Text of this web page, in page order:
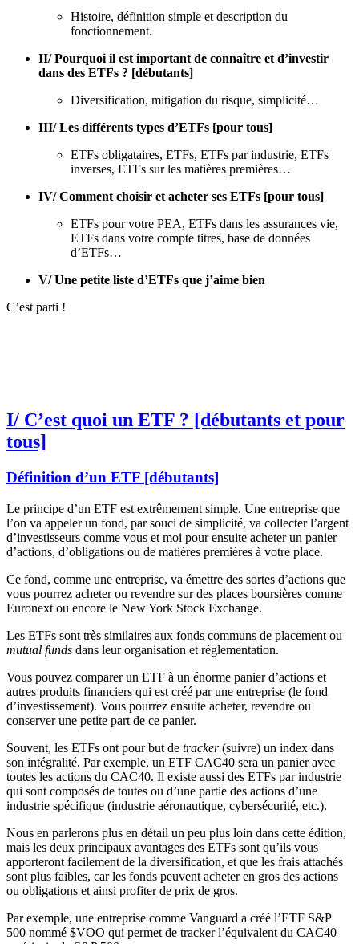
Histoire, définition simple et description du
fonctionnement.
II/ Pourquoi il est important de connaître et d’investir
dans des ETFs ? [débutants]
Diversification, mitigation du risque, simplicité…
III/ Les différents types d’ETFs [pour tous]
ETFs obligataires, ETFs, ETFs par industrie, ETFs
inverses, ETFs sur les matières premières…
IV/ Comment choisir et acheter ses ETFs [pour tous]
ETFs pour votre PEA, ETFs dans les assurances vie,
ETFs dans votre compte titres, base de données
d’ETFs…
V/ Une petite liste d’ETFs que j’aime bien
C’est parti !
I/ C’est quoi un ETF ? [débutants et pour
tous]
Définition d’un ETF [débutants]
Le principe d’un ETF est extrêmement simple. Une entreprise que
l’on va appeler un fond, par souci de simplicité, va collecter l’argent
d’investisseurs comme vous et moi pour ensuite acheter un panier
d’actions, d’obligations ou de matières premières à votre place.
Ce fond, comme une entreprise, va émettre des sortes d’actions que
vous pourrez acheter ou revendre sur des places boursières comme
Euronext ou encore le New York Stock Exchange.
Les ETFs sont très similaires aux fonds communs de placement ou
mutual funds dans leur organisation et réglementation.
Vous pouvez comparer un ETF à un énorme panier d’actions et
autres produits financiers qui est créé par une entreprise (le fond
d’investissement). Vous pourrez ensuite acheter, revendre ou
conserver une petite part de ce panier.
Souvent, les ETFs ont pour but de tracker(suivre) un index dans
son intégralité. Par exemple, un ETF CAC40 sera un panier avec
toutes les actions du CAC40. Il existe aussi des ETFs par industrie
qui sont composés de toutes ou d’une partie des actions d’une
industrie spécifique (industrie aéronautique, cybersécurité, etc.).
Nous en parlerons plus en détail un peu plus loin dans cette édition,
mais les deux principaux avantages des ETFs sont qu’ils vous
apporteront facilement de la diversification, et que les frais attachés
sont plus faibles, car les fonds peuvent acheter en gros des actions
ou obligations et ainsi profiter de prix de gros.
Par exemple, une entreprise comme Vanguard a créé l’ETF S&P
500 nommé $VOO qui permet de tracker l’équivalent du CAC40